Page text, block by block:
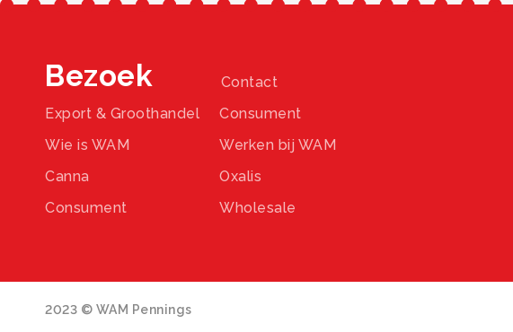
Bezoek
Contact
Export & Groothandel
Consument
Wie is WAM
Werken bij WAM
Canna
Oxalis
Consument
Wholesale
2023 © WAM Pennings